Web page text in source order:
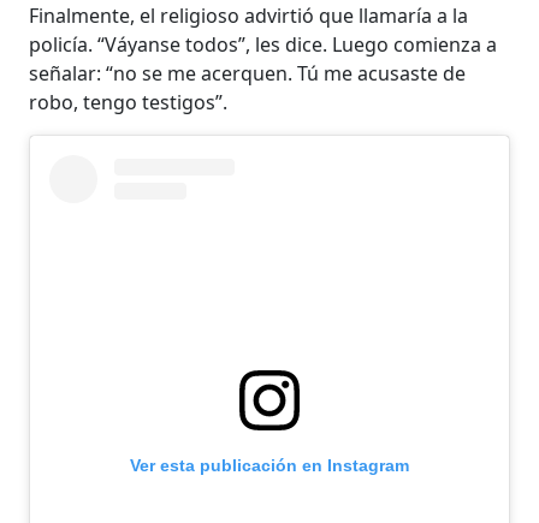
Finalmente, el religioso advirtió que llamaría a la
policía. “Váyanse todos”, les dice. Luego comienza a
señalar: “no se me acerquen. Tú me acusaste de
robo, tengo testigos”.
Ver esta publicación en Instagram